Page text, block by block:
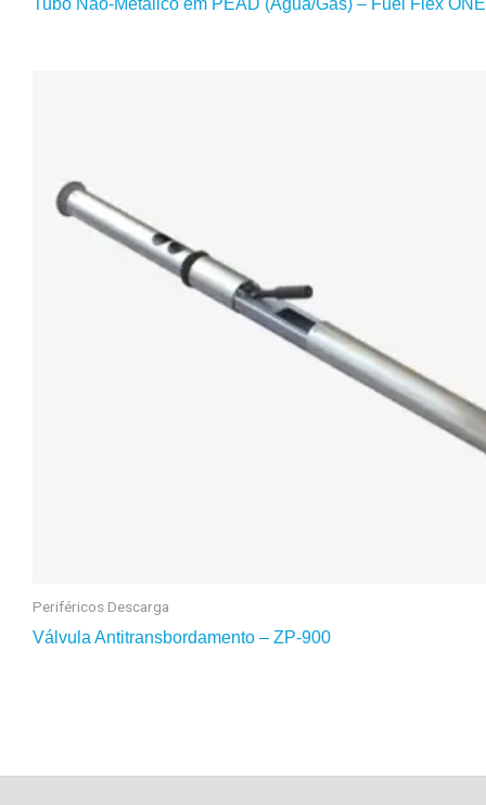
Tubo Não-Metálico em PEAD (Água/Gás) – Fuel Flex ONE
Periféricos Descarga
Válvula Antitransbordamento – ZP-900